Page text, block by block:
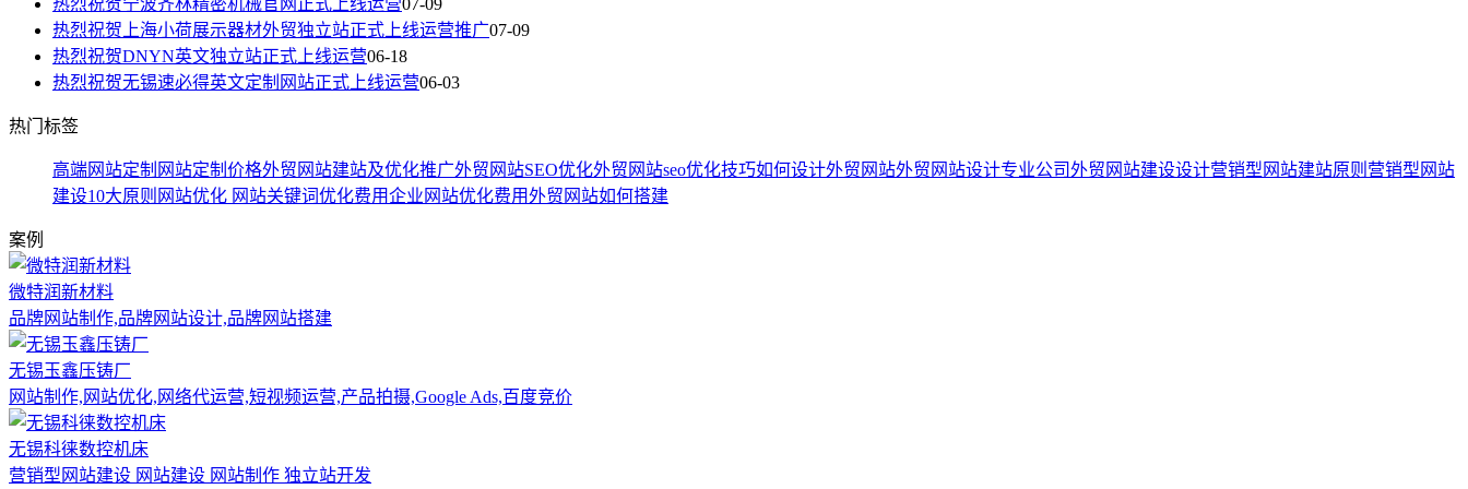
热烈祝贺上海小荷展示器材外贸独立站正式上线运营推广07-09
热烈祝贺DNYN英文独立站正式上线运营06-18
热烈祝贺无锡速必得英文定制网站正式上线运营06-03
热门标签
高端网站定制 网站定制价格外贸网站建站及优化推广外贸网站SEO优化外贸网站seo优化技巧如何设计外贸网站外贸网站设计专业公司外贸网站建设设计营销型网站建站原则 营销型网站
建设10大原则 网站优化 网站关键词优化费用企业网站优化费用外贸网站如何搭建
案例
微特润新材料
品牌网站制作,品牌网站设计,品牌网站搭建
无锡玉鑫压铸厂
网站制作,网站优化,网络代运营,短视频运营,产品拍摄,Google Ads,百度竞价
无锡科徕数控机床
营销型网站建设 网站建设 网站制作 独立站开发
方便电话沟通吗？